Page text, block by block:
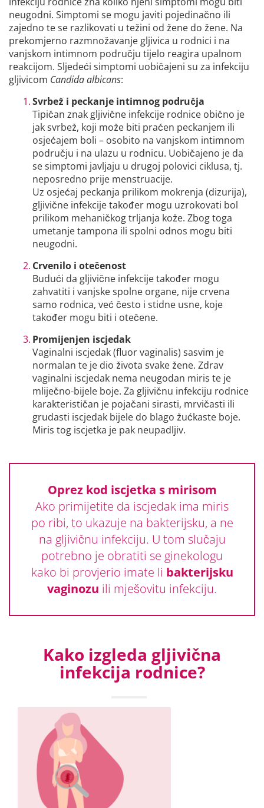
neugodni. Simptomi se mogu javiti pojedinačno ili
zajedno te se razlikovati u težini od žene do žene. Na
prekomjerno razmnožavanje gljivica u rodnici i na
vanjskom intimnom području tijelo reagira upalnom
reakcijom. Sljedeći simptomi uobičajeni su za infekciju
gljivicom Candida albicans:
Svrbež i peckanje intimnog područja
Tipičan znak gljivične infekcije rodnice obično je
jak svrbež, koji može biti praćen peckanjem ili
osjećajem boli – osobito na vanjskom intimnom
području i na ulazu u rodnicu. Uobičajeno je da
se simptomi javljaju u drugoj polovici ciklusa, tj.
neposredno prije menstruacije.
Uz osjećaj peckanja prilikom mokrenja (dizurija),
gljivične infekcije također mogu uzrokovati bol
prilikom mehaničkog trljanja kože. Zbog toga
umetanje tampona ili spolni odnos mogu biti
neugodni.
Crvenilo i otečenost
Budući da gljivične infekcije također mogu
zahvatiti i vanjske spolne organe, nije crvena
samo rodnica, već često i stidne usne, koje
također mogu biti i otečene.
Promijenjen iscjedak
Vaginalni iscjedak (fluor vaginalis) sasvim je
normalan te je dio života svake žene. Zdrav
vaginalni iscjedak nema neugodan miris te je
mliječno-bijele boje. Za gljivičnu infekciju rodnice
karakterističan je pojačani sirasti, mrvičasti ili
grudasti iscjedak bijele do blago žućkaste boje.
Miris tog iscjetka je pak neupadljiv.
Oprez kod iscjetka s mirisom
Ako primijetite da iscjedak ima miris
po ribi, to ukazuje na bakterijsku, a ne
na gljivičnu infekciju. U tom slučaju
potrebno je obratiti se ginekologu
kako bi provjerio imate li bakterijsku
vaginozu ili mješovitu infekciju.
Kako izgleda gljivična
infekcija rodnice?